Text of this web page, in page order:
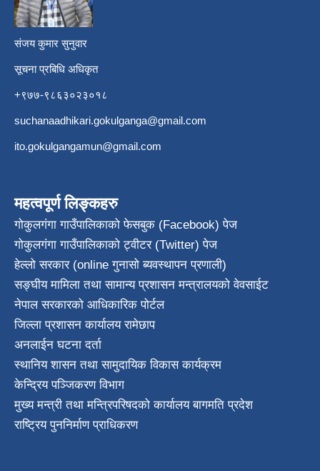
संजय कुमार सुनुवार
सूचना प्रबिधि अधिकृत
+९७७-९८६३०२३०१८
suchanaadhikari.gokulganga@gmail.com
ito.gokulgangamun@gmail.com
महत्वपूर्ण लिङ्कहरु
गोकुलगंगा गाउँपालिकाको फेसबुक (Facebook) पेज
गोकुलगंगा गाउँपालिकाको ट्वीटर (Twitter) पेज
हेल्लो सरकार (online गुनासो ब्यवस्थापन प्रणाली)
सङ्घीय मामिला तथा सामान्य प्रशासन मन्त्रालयको वेवसाईट
नेपाल सरकारको आधिकारिक पोर्टल
जिल्ला प्रशासन कार्यालय रामेछाप
अनलाईन घटना दर्ता
स्थानिय शासन तथा सामुदायिक विकास कार्यक्रम
केन्द्रिय पञ्जिकरण विभाग
मुख्य मन्त्री तथा मन्त्रिपरिषदको कार्यालय बागमति प्रदेश
राष्ट्रिय पुननिर्माण प्राधिकरण